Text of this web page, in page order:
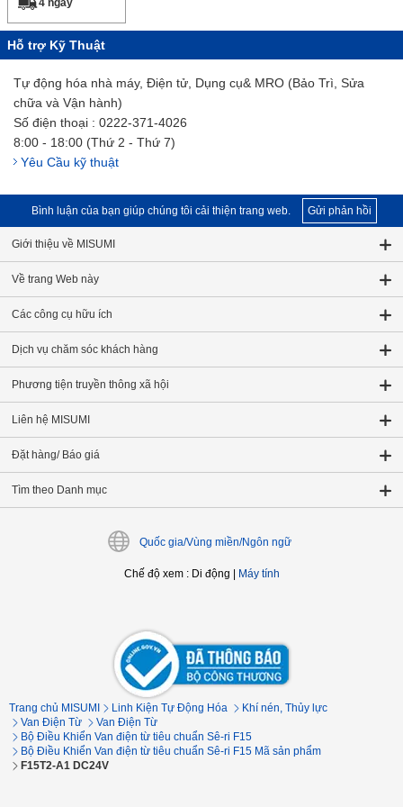
Hỗ trợ Kỹ Thuật
Tự động hóa nhà máy, Điện tử, Dụng cụ& MRO (Bảo Trì, Sửa
chữa và Vận hành)
Số điện thoại : 0222-371-4026
8:00 - 18:00 (Thứ 2 - Thứ 7)
Yêu Cầu kỹ thuật
Bình luận của bạn giúp chúng tôi cải thiện trang web. Gửi phản hồi
Giới thiệu về MISUMI
Về trang Web này
Các công cụ hữu ích
Dịch vụ chăm sóc khách hàng
Phương tiện truyền thông xã hội
Liên hệ MISUMI
Đặt hàng/ Báo giá
Tìm theo Danh mục
Quốc gia/Vùng miền/Ngôn ngữ
Chế độ xem: Di động Máy tính
Trang chủ MISUMI Linh Kiện Tự Động Hóa
Khí nén, Thủy lực
Van Điện Từ
Van Điện Từ
Bộ Điều Khiển Van điện từ tiêu chuẩn Sê-ri F15
Bộ Điều Khiển Van điện từ tiêu chuẩn Sê-ri F15 Mã sản phẩm
F15T2-A1 DC24V